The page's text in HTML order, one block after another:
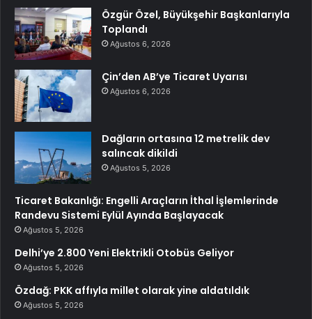
Özgür Özel, Büyükşehir Başkanlarıyla
Toplandı
Ağustos 6, 2026
Çin’den AB’ye Ticaret Uyarısı
Ağustos 6, 2026
Dağların ortasına 12 metrelik dev
salıncak dikildi
Ağustos 5, 2026
Ticaret Bakanlığı: Engelli Araçların İthal İşlemlerinde
Randevu Sistemi Eylül Ayında Başlayacak
Ağustos 5, 2026
Delhi’ye 2.800 Yeni Elektrikli Otobüs Geliyor
Ağustos 5, 2026
Özdağ: PKK affıyla millet olarak yine aldatıldık
Ağustos 5, 2026